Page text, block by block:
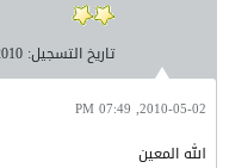
تاريخ التسجيل:
2010-05-02, 07:49 PM
الله المعين